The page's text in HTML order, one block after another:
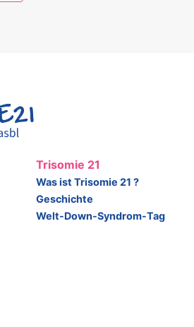
Trisomie 21
Was ist Trisomie 21 ?
Geschichte
Welt-Down-Syndrom-Tag